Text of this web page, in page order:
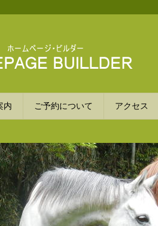
内 ご予約について アクセス